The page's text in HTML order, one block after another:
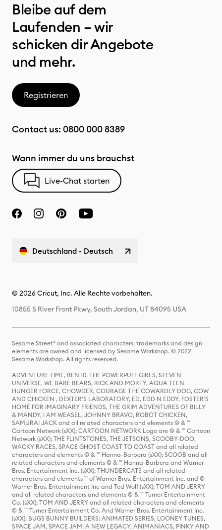
Bleibe auf dem
Laufenden – wir
schicken dir Angebote
und mehr.
Registrieren
Contact us: 0800 000 8389
Wann immer du uns brauchst
Live-Chat starten
Deutschland - Deutsch
© 2026 Cricut, Inc. Alle Rechte vorbehalten.
10855 S River Front Pkwy, South Jordan, UT 84095 USA
Sesame Street® and associated characters, trademarks and design
elements are owned and licensed by Sesame Workshop. © 2022
Sesame Workshop. All rights reserved.
ADVENTURE TIME, BEN 10, THE POWERPUFF GIRLS, STEVEN
UNIVERSE, WE BARE BEARS, RICK AND MORTY, AQUA TEEN
HUNGER FORCE, CHOWDER, COURAGE THE COWARDLY DOG, COW
AND CHICKEN , DEXTER'S LABORATORY, ED, EDD N EDDY, FOSTER'S
HOME FOR IMAGINARY FRIENDS, THE GRIM ADVENTURES OF BILLY
& MANDY, I AM WEASEL, JOHNNY BRAVO, ROBOT CHICKEN,
SAMURAI JACK and all related characters and elements © & ™
Cartoon Network (sXX); CARTOON NETWORK Logo are © & ™ Cartoon
Network (sXX); THE FLINTSTONES, THE JETSONS, SCOOBY-DOO,
WACKY RACES, SPACE GHOST COAST TO COAST and all related
characters and elements © & ™ Hanna-Barbera (sXX); SCOOB and all
related characters and elements © & ™ Hanna-Barbera and Warner
Bros. Entertainment Inc. (sXX); THUNDERCATS and all related
characters and elements ™ of Warner Bros. Entertainment Inc. and ©
Warner Bros. Entertainment Inc and Ted Wolf (sXX); TOM AND JERRY
and all related characters and elements © & ™ Turner Entertainment
Co. (sXX); TOM AND JERRY and all related characters and elements
© & ™ Turner Entertainment Co. And Warner Bros. Entertainment Inc.
(sXX); BUGS BUNNY BUILDERS: ANIMATED SERIES, LOONEY TUNES,
SPACE JAM, SPACE JAM: A NEW LEGACY, ANIMANIACS, PINKY AND